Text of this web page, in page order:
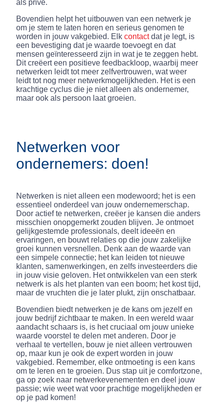
als privé.
Bovendien helpt het uitbouwen van een netwerk je
om je stem te laten horen en serieus genomen te
worden in jouw vakgebied. Elk contactdat je legt, is
een bevestiging dat je waarde toevoegt en dat
mensen geïnteresseerd zijn in wat je te zeggen hebt.
Dit creëert een positieve feedbackloop, waarbij meer
netwerken leidt tot meer zelfvertrouwen, wat weer
leidt tot nog meer netwerkmogelijkheden. Het is een
krachtige cyclus die je niet alleen als ondernemer,
maar ook als persoon laat groeien.
Netwerken voor
ondernemers: doen!
Netwerken is niet alleen een modewoord; het is een
essentieel onderdeel van jouw ondernemerschap.
Door actief te netwerken, creëer je kansen die anders
misschien onopgemerkt zouden blijven. Je ontmoet
gelijkgestemde professionals, deelt ideeën en
ervaringen, en bouwt relaties op die jouw zakelijke
groei kunnen versnellen. Denk aan de waarde van
een simpele connectie; het kan leiden tot nieuwe
klanten, samenwerkingen, en zelfs investeerders die
in jouw visie geloven. Het ontwikkelen van een sterk
netwerk is als het planten van een boom; het kost tijd,
maar de vruchten die je later plukt, zijn onschatbaar.
Bovendien biedt netwerken je de kans om jezelf en
jouw bedrijf zichtbaar te maken. In een wereld waar
aandacht schaars is, is het cruciaal om jouw unieke
waarde voorstel te delen met anderen. Door je
verhaal te vertellen, bouw je niet alleen vertrouwen
op, maar kun je ook de expert worden in jouw
vakgebied. Remember, elke ontmoeting is een kans
om te leren en te groeien. Dus stap uit je comfortzone,
ga op zoek naar netwerkevenementen en deel jouw
passie; wie weet wat voor prachtige mogelijkheden er
op je pad komen!